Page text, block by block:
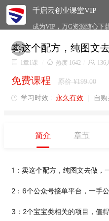
千启云创业课堂VIP
成为VIP，万G资源随心下

卖这个配方，纯图文
 1章1课  热度 1642  136
免费课程 原价 ¥199.00
 学习时效 : 永久有效 自
简介 章节
1： 卖这个配方，纯图文去做，
2：6个公众号接单平台，一手
3：2个宝宝类相关的项目，值